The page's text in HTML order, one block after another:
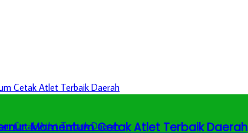
Momentum Cetak Atlet Terbaik Daerah